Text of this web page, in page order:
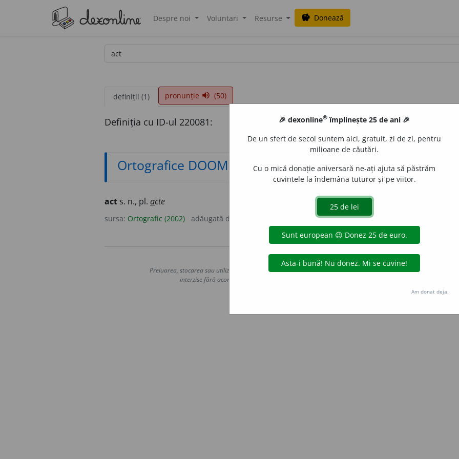
Despre noi Voluntari Resurse savings Donează
definiții (1) pronunție volume_up (50)
Definiția cu ID-ul 220081:
Ortografice DOOM
act s. n., pl. acte
sursa: Ortografic (2002) adăugată de
Copyright © 2004-2026 dexonline (https://dexonline.ro)
Preluarea, stocarea sau utilizarea datelor de pe acest site, inclusiv prin orice metode de extragere automată
interzise fără acordul nostru prealabil scris, cu excepția seturilor de date oferite oficial spre utilizare
Hosterion
🎉 dexonline® împlinește 25 de ani 🎉
De un sfert de secol suntem aici, gratuit, zi de zi, pentru
milioane de căutări.
Cu o mică donație aniversară ne-ați ajuta să păstrăm
cuvintele la îndemâna tuturor și pe viitor.
Am donat deja.